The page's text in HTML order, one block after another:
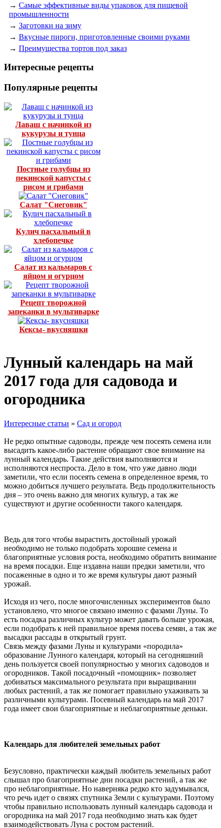
→ Самые эффективные виды упаковок для пищевой
промышленности
→ Заготовки на зиму
→ Вкусные пироги, приготовленные своими руками
→ Преимущества тортов под заказ
Интересные рецепты
Популярные рецепты
Лаваш с начинкой из
кукурузы и тунца
Постные голубцы из
пекинской капусты с
рисом и грибами
Салат "Снеговик"
Кулич пасхальный в
хлебопечке
Салат из кальмаров с
яйцом и огурцом
Рецепт творожной
запеканки в мультиварке
Кексы- вкусняшки
Лунный календарь на май
2017 года для садовода и
огородника
Интересные статьи » Сад и огород
Не редко опытные садоводы, прежде чем посеять семена или
высадить какое-либо растение обращают свое внимание на
лунный календарь. Такие действия выполняются и
исполняются неспроста. Дело в том, что уже давно люди
заметили, что если посеять семена в определенное время, то
можно добиться лучшего результата. Ведь продолжительность
дня – это очень важно для многих культур, а так же
существуют и другие особенности такого календаря.
Ведь для того чтобы вырастить достойный урожай
необходимо не только подобрать хорошие семена и
благоприятные условия роста, необходимо обратить внимание
на время посадки. Еще издавна наши предки заметили, что
посаженные в одно и то же время культуры дают разный
урожай.
Исходя из чего, после многочисленных экспериментов было
установлено, что многое связано именно с фазами Луны. То
есть посадка различных культур может давать больше урожая,
если подобрать к ней правильное время посева семян, а так же
высадки рассады в открытый грунт.
Связь между фазами Луны и культурами «породила»
образование Лунного календаря, который на сегодняшний
день пользуется своей популярностью у многих садоводов и
огородников. Такой посадочный «помощник» позволяет
добиваться максимального результата при выращивании
любых растений, а так же помогает правильно ухаживать за
различными культурами. Посевный календарь на май 2017
года имеет свои благоприятные и неблагоприятные деньки.
Календарь для любителей земельных работ
Безусловно, практически каждый любитель земельных работ
слышал про благоприятные дни посадки растений, а так же
про неблагоприятные. Но наверняка редко кто задумывался,
что речь идет о связях спутника Земли с культурами. Поэтому
чтобы правильно использовать лунный календарь садовода и
огородника на май 2017 года необходимо знать как будет
взаимодействовать Луна с ростом растений.